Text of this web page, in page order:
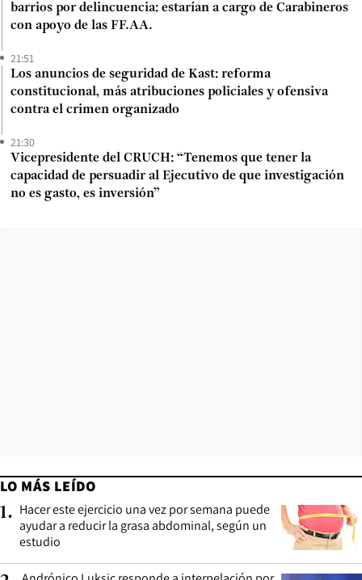
barrios por delincuencia: estarían a cargo de Carabineros
con apoyo de las FF.AA.
21:51
Los anuncios de seguridad de Kast: reforma
constitucional, más atribuciones policiales y ofensiva
contra el crimen organizado
21:30
Vicepresidente del CRUCH: “Tenemos que tener la
capacidad de persuadir al Ejecutivo de que investigación
no es gasto, es inversión”
LO MÁS LEÍDO
1. Hacer este ejercicio una vez por semana puede
ayudar a reducir la grasa abdominal, según un
estudio